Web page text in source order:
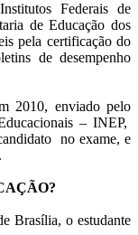
Federais de
de Educação dos
pela certificação do
de desempenho
2010, enviado pelo
– INEP,
no exame, e
Brasília, o estudante